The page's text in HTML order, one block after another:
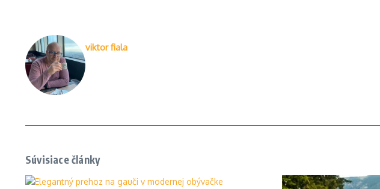
viktor fiala
Súvisiace články